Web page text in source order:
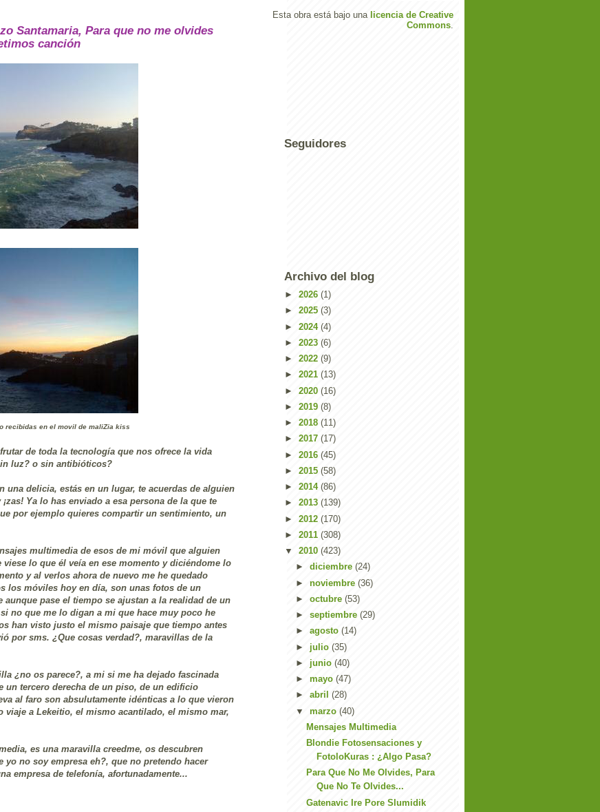
Santamaria, Para que no me olvides
canción
recibidas en el movil de maliZia kiss
de toda la tecnología que nos ofrece la vida
luz? o sin antibióticos?
delicia, estás en un lugar, te acuerdas de alguien
Ya lo has enviado a esa persona de la que te
por ejemplo quieres compartir un sentimiento, un
multimedia de esos de mi móvil que alguien
lo que él veía en ese momento y diciéndome lo
y al verlos ahora de nuevo me he quedado
los móviles hoy en día, son unas fotos de un
pase el tiempo se ajustan a la realidad de un
no que me lo digan a mi que hace muy poco he
han visto justo el mismo paisaje que tiempo antes
por sms. ¿Que cosas verdad?, maravillas de la
¿no os parece?, a mi si me ha dejado fascinada
un tercero derecha de un piso, de un edificio
al faro son absulutamente idénticas a lo que vieron
a Lekeitio, el mismo acantilado, el mismo mar,
es una maravilla creedme, os descubren
no soy empresa eh?, que no pretendo hacer
empresa de telefonía, afortunadamente...
Esta obra está bajo una licencia de Creative
Commons.
Seguidores
Archivo del blog
► 2026 (1)
► 2025 (3)
► 2024 (4)
► 2023 (6)
► 2022 (9)
► 2021 (13)
► 2020 (16)
► 2019 (8)
► 2018 (11)
► 2017 (17)
► 2016 (45)
► 2015 (58)
► 2014 (86)
► 2013 (139)
► 2012 (170)
► 2011 (308)
▼ 2010 (423)
► diciembre (24)
► noviembre (36)
► octubre (53)
► septiembre (29)
► agosto (14)
► julio (35)
► junio (40)
► mayo (47)
► abril (28)
▼ marzo (40)
Mensajes Multimedia
Blondie Fotosensaciones y
FotoloKuras : ¿Algo Pasa?
Para Que No Me Olvides, Para
Que No Te Olvides...
Gatenavic Ire Pore Slumidik